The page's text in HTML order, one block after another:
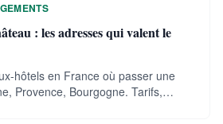
: les adresses qui valent le
hôtels en France où passer une
Provence, Bourgogne. Tarifs,